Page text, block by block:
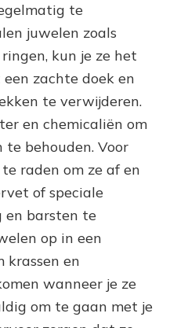
te
juwelen zoals
kun je ze het
zachte doek en
te verwijderen.
en chemicaliën om
behouden. Voor
raden om ze af en
of speciale
en barsten te
op in een
krassen en
wanneer je ze
om te gaan met je